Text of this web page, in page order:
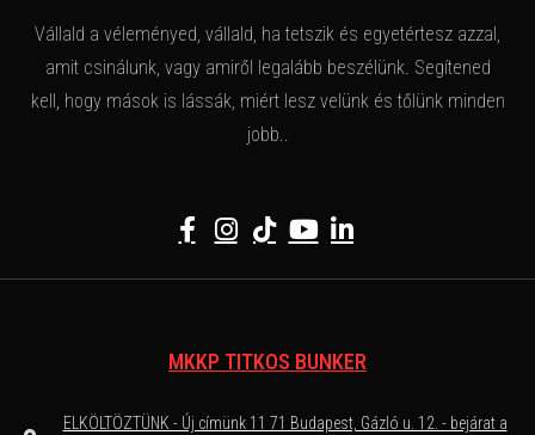
Vállald a véleményed, vállald, ha tetszik és egyetértesz azzal,
amit csinálunk, vagy amiről legalább beszélünk. Segítened
kell, hogy mások is lássák, miért lesz velünk és tőlünk minden
jobb..
MKKP TITKOS BUNKER
ELKÖLTÖZTÜNK - Új címünk 11 71 Budapest, Gázló u. 12. - bejárat a